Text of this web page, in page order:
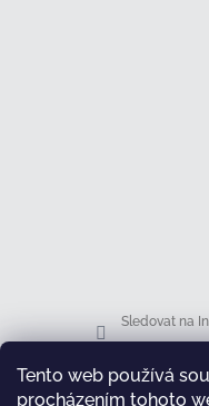
Tento web používá
procházením tohoto
Sledovat na
Facebook